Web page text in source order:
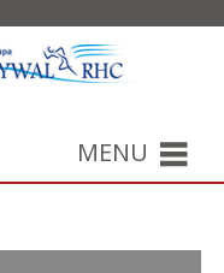
MENU